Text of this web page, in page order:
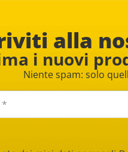
alla
i nuovi
Niente spam: solo